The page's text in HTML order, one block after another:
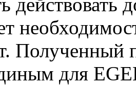
Полученный
для